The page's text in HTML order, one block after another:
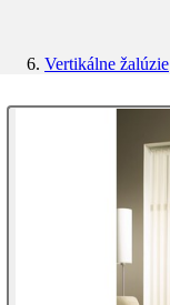
Vertikálne žalúzie